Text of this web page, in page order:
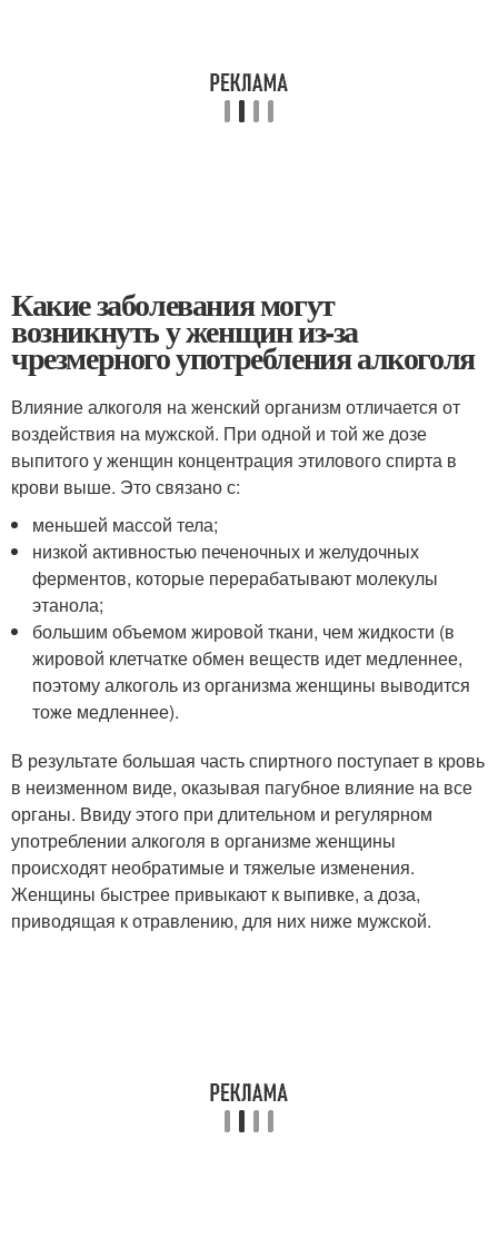
Какие заболевания могут
возникнуть у женщин из-за
чрезмерного употребления алкоголя
Влияние алкоголя на женский организм отличается от
воздействия на мужской. При одной и той же дозе
выпитого у женщин концентрация этилового спирта в
крови выше. Это связано с:
меньшей массой тела;
низкой активностью печеночных и желудочных
ферментов, которые перерабатывают молекулы
этанола;
большим объемом жировой ткани, чем жидкости (в
жировой клетчатке обмен веществ идет медленнее,
поэтому алкоголь из организма женщины выводится
тоже медленнее).
В результате большая часть спиртного поступает в кровь
в неизменном виде, оказывая пагубное влияние на все
органы. Ввиду этого при длительном и регулярном
употреблении алкоголя в организме женщины
происходят необратимые и тяжелые изменения.
Женщины быстрее привыкают к выпивке, а доза,
приводящая к отравлению, для них ниже мужской.